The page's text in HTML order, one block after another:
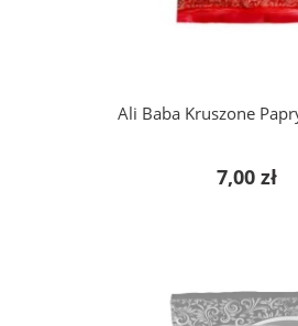
Ali Baba Kruszone
7,00 zł